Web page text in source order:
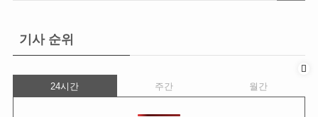
기사 순위
24시간 주간 월간